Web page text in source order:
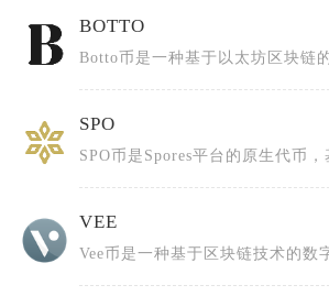
BOTTO
SPO
VEE